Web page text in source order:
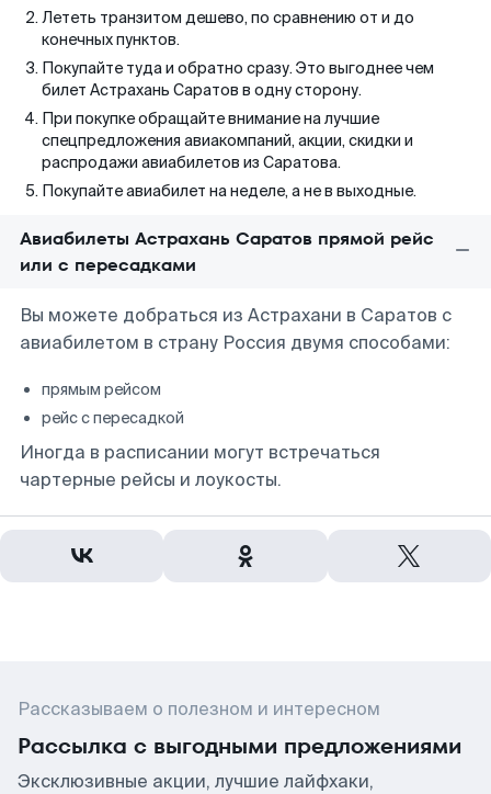
Лететь транзитом дешево, по сравнению от и до
конечных пунктов.
Покупайте туда и обратно сразу. Это выгоднее чем
билет Астрахань Саратов в одну сторону.
При покупке обращайте внимание на лучшие
спецпредложения авиакомпаний, акции, скидки и
распродажи авиабилетов из Саратова.
Покупайте авиабилет на неделе, а не в выходные.
Авиабилеты Астрахань Саратов прямой рейс
или с пересадками
Вы можете добраться из Астрахани в Саратов с
авиабилетом в страну Россия двумя способами:
прямым рейсом
рейс с пересадкой
Иногда в расписании могут встречаться
чартерные рейсы и лоукосты.
Рассказываем о полезном и интересном
Рассылка с выгодными предложениями
Эксклюзивные акции, лучшие лайфхаки,